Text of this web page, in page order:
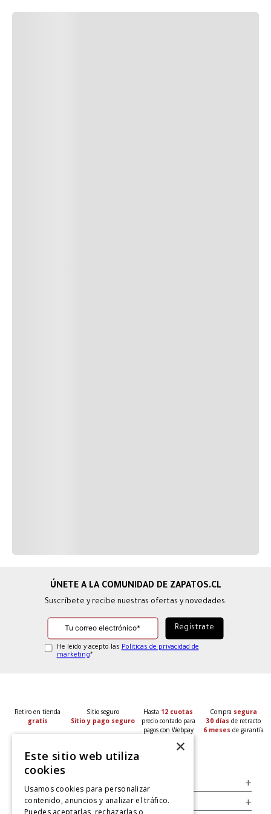
Suscríbete y recibe nuestras ofertas y novedades.
He leído y acepto las Políticas de privacidad de
marketing*
Retiro en tienda
gratis
Sitio seguro
Sitio y pago seguro
Hasta 12 cuotas
precio contado para
pagos con Webpay
Compra segura
30 días de retracto
6 meses de garantía
+
Legal +
×
Este sitio web utiliza
cookies
Usamos cookies para personalizar
contenido, anuncios y analizar el tráfico.
Puedes aceptarlas, rechazarlas o